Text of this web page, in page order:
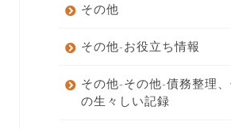
その他
その他-お役立ち情報
その他-その他-債務整理
の生々しい記録